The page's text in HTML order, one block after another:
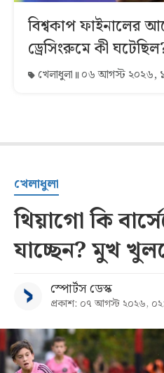
বিশ্বকাপ ফাইনালের
ড্রেসিংরুমে কী
খেলাধুলা ০৬ আগস্ট ২০২৬,
খেলাধুলা
থিয়াগো কি
যাচ্ছেন? মুখ
স্পোর্টস ডেস্ক
প্রকাশ: ০৭ আগস্ট ২০২৬,